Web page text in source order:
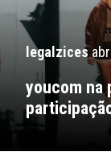
legalzices
youcom na